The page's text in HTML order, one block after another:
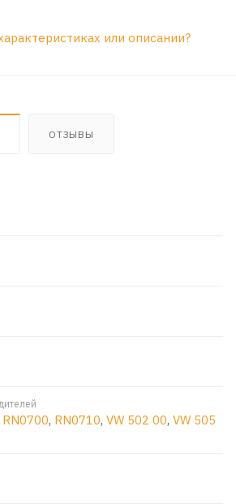
или описании?
ОТЗЫВЫ
RN0700, RN0710, VW 502 00, VW 505